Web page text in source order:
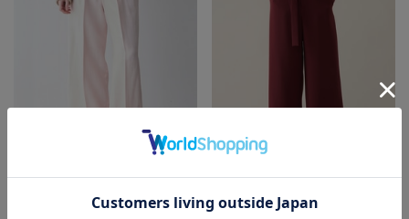
その他パンツ